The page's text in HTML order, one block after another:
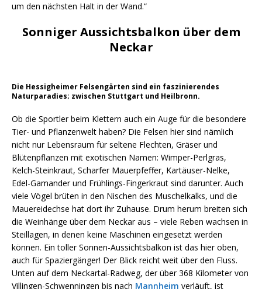
um den nächsten Halt in der Wand.“
Sonniger Aussichtsbalkon über dem
Neckar
Die Hessigheimer Felsengärten sind ein faszinierendes
Naturparadies; zwischen Stuttgart und Heilbronn.
Ob die Sportler beim Klettern auch ein Auge für die besondere
Tier- und Pflanzenwelt haben? Die Felsen hier sind nämlich
nicht nur Lebensraum für seltene Flechten, Gräser und
Blütenpflanzen mit exotischen Namen: Wimper-Perlgras,
Kelch-Steinkraut, Scharfer Mauerpfeffer, Kartäuser-Nelke,
Edel-Gamander und Frühlings-Fingerkraut sind darunter. Auch
viele Vögel brüten in den Nischen des Muschelkalks, und die
Mauereidechse hat dort ihr Zuhause. Drum herum breiten sich
die Weinhänge über dem Neckar aus – viele Reben wachsen in
Steillagen, in denen keine Maschinen eingesetzt werden
können. Ein toller Sonnen-Aussichtsbalkon ist das hier oben,
auch für Spaziergänger! Der Blick reicht weit über den Fluss.
Unten auf dem Neckartal-Radweg, der über 368 Kilometer von
Villingen-Schwenningen bis nach Mannheim verläuft, ist